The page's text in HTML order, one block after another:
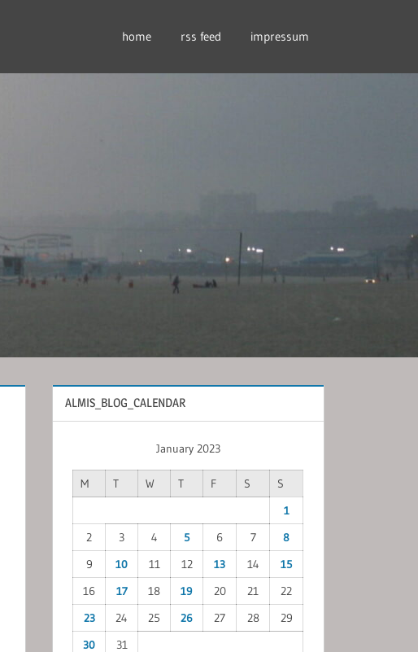
home rss feed impressum
ALMIS_BLOG_CALENDAR
January 2023
M T W T F S
S
1
2
3 4 5 6 7
8
9
10 11 12 13 14
15
16
17 18 19 20 21
22
23
24 25 26 27 28
29
30
31